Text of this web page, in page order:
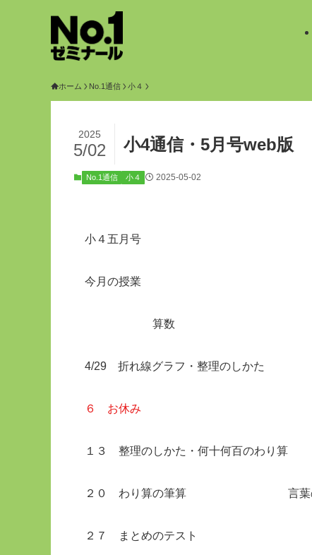
ホーム No.1通信 小４
小4通信・5月号web版
2025
5/02
No.1通信 小４ 2025-05-02
小４五月号
今月の授
算数 国
4/29 折れ線グラフ・整理のしか
６ お休み
１３ 整理のしかた・何十何百のわり
２０ わり算の筆算 言葉の
２７ まとめのテスト